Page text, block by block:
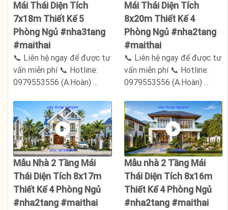
Mái Thái Diện Tích
7x18m Thiết Kế 5
Phòng Ngủ #nha3tang
#maithai
📞 Liên hệ ngay để được tư
vấn miễn phí 📞 Hotline:
0979553556 (A.Hoàn) ...
Mái Thái Diện Tích
8x20m Thiết Kế 4
Phòng Ngủ #nha2tang
#maithai
📞 Liên hệ ngay để được tư
vấn miễn phí 📞 Hotline:
0979553556 (A.Hoàn) ...
Mẫu Nhà 2 Tầng Mái
Thái Diện Tích 8x17m
Thiết Kế 4 Phòng Ngủ
#nha2tang #maithai
Mẫu nhà 2 Tầng Mái
Thái Diện Tích 8x16m
Thiết Kế 4 Phòng Ngủ
#nha2tang #maithai